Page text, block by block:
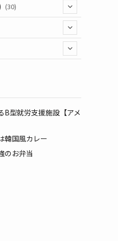
(30)
B型就労支援施設【アメ
韓国風カレー
のお弁当